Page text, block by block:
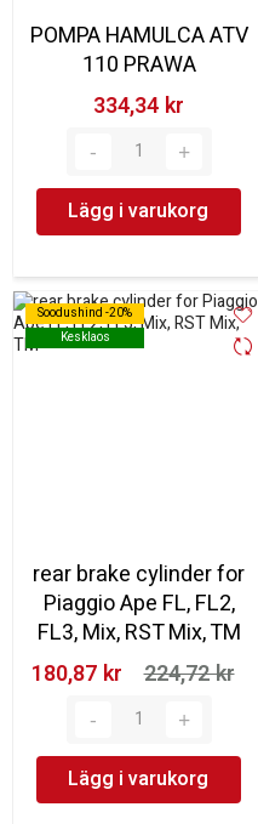
POMPA HAMULCA ATV
110 PRAWA
334,34 kr‎
Lägg i varukorg
Soodushind -20%
Kesklaos
Soodushind -20%
Kesklaos
rear brake cylinder for
Piaggio Ape FL, FL2,
FL3, Mix, RST Mix, TM
180,87 kr‎
224,72 kr‎
Lägg i varukorg